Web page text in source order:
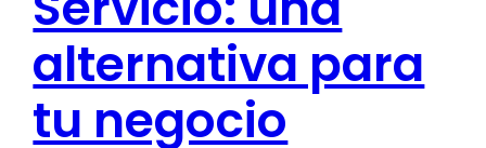
alternativa para
tu negocio